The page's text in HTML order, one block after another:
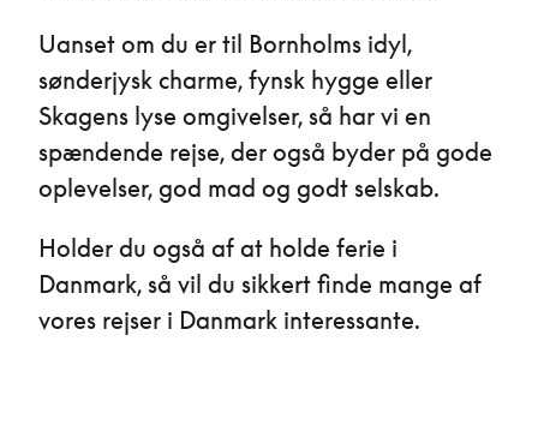
Uanset om du er til Bornholms idyl,
sønderjysk charme, fynsk hygge eller
Skagens lyse omgivelser, så har vi en
spændende rejse, der også byder på gode
oplevelser, god mad og godt selskab.
Holder du også af at holde ferie i
Danmark, så vil du sikkert finde mange af
vores rejser i Danmark interessante.